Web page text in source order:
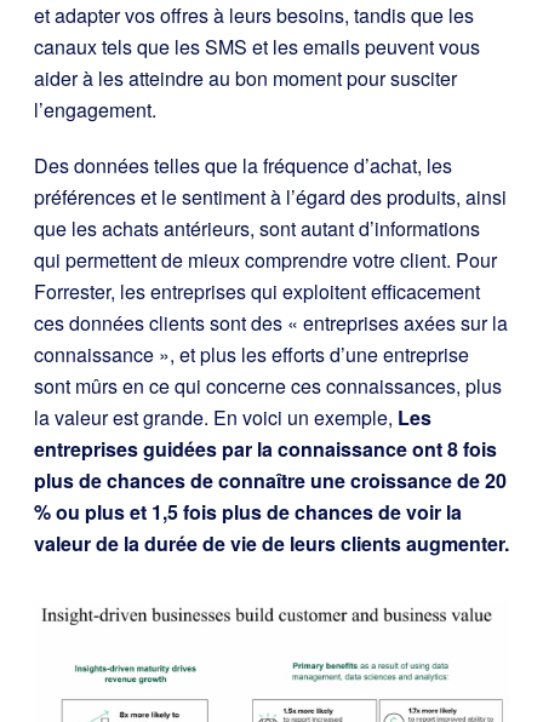
et adapter vos offres à leurs besoins, tandis que les
canaux tels que les SMS et les emails peuvent vous
aider à les atteindre au bon moment pour susciter
l’engagement.
Des données telles que la fréquence d’achat, les
préférences et le sentiment à l’égard des produits, ainsi
que les achats antérieurs, sont autant d’informations
qui permettent de mieux comprendre votre client. Pour
Forrester, les entreprises qui exploitent efficacement
ces données clients sont des « entreprises axées sur la
connaissance », et plus les efforts d’une entreprise
sont mûrs en ce qui concerne ces connaissances, plus
la valeur est grande. En voici un exemple, Les
entreprises guidées par la connaissance ont 8 fois
plus de chances de connaître une croissance de 20
% ou plus et 1,5 fois plus de chances de voir la
valeur de la durée de vie de leurs clients augmenter.